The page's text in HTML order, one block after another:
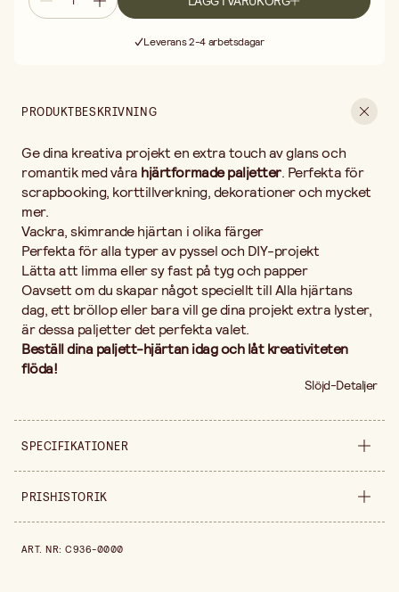
Leverans 2-4 arbetsdagar
PRODUKTBESKRIVNING
Ge dina kreativa projekt en extra touch av glans och
romantik med våra hjärtformade paljetter. Perfekta för
scrapbooking, korttillverkning, dekorationer och mycket
mer.
Vackra, skimrande hjärtan i olika färger
Perfekta för alla typer av pyssel och DIY-projekt
Lätta att limma eller sy fast på tyg och papper
Oavsett om du skapar något speciellt till Alla hjärtans
dag, ett bröllop eller bara vill ge dina projekt extra lyster,
är dessa paljetter det perfekta valet.
Beställ dina paljett-hjärtan idag och låt kreativiteten
flöda!
Slöjd-Detaljer
SPECIFIKATIONER
Säljs i styck
PRISHISTORIK
ART. NR:C936-0000